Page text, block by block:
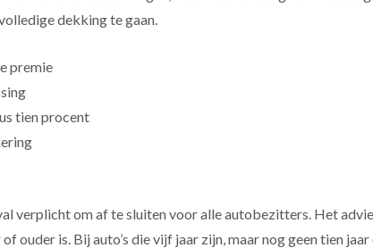
dekking te gaan.
premie
tien procent
verplicht om af te sluiten voor alle autobezitters. Het
ouder is. Bij auto’s die vijf jaar zijn, maar nog geen tien